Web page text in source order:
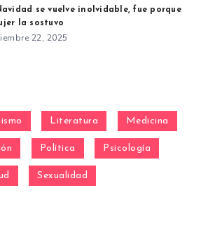
se vuelve inolvidable, fue porque
la sostuvo
22, 2025
Literatura Medicina
Política Psicología
Sexualidad